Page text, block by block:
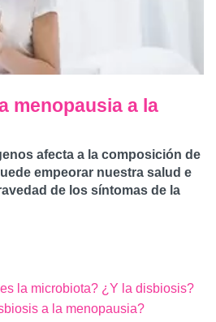
menopausia a la
afecta a la composición de
empeorar nuestra salud e
de los síntomas de la
la microbiota? ¿Y la disbiosis?
a la menopausia?